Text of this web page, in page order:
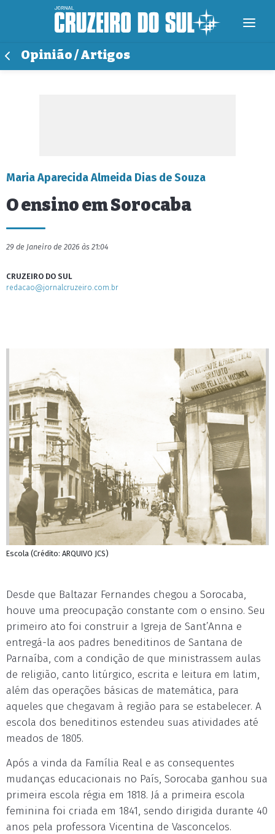
Opinião / Artigos
Maria Aparecida Almeida Dias de Souza
O ensino em Sorocaba
29 de Janeiro de 2026 às 21:04
CRUZEIRO DO SUL
redacao@jornalcruzeiro.com.br
Escola (Crédito: ARQUIVO JCS)
Desde que Baltazar Fernandes chegou a Sorocaba,
houve uma preocupação constante com o ensino. Seu
primeiro ato foi construir a Igreja de Sant’Anna e
entregá-la aos padres beneditinos de Santana de
Parnaíba, com a condição de que ministrassem aulas
de religião, canto litúrgico, escrita e leitura em latim,
além das operações básicas de matemática, para
aqueles que chegavam à região para se estabelecer. A
escola dos beneditinos estendeu suas atividades até
meados de 1805.
Após a vinda da Família Real e as consequentes
mudanças educacionais no País, Sorocaba ganhou sua
primeira escola régia em 1818. Já a primeira escola
feminina foi criada em 1841, sendo dirigida durante 40
anos pela professora Vicentina de Vasconcelos.